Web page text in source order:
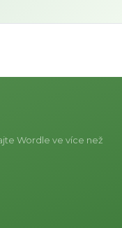
Wordle ve více než